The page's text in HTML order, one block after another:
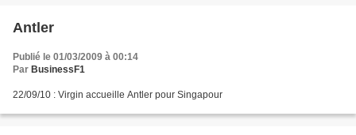
Antler
Publié le 01/03/2009 à 00:14
Par BusinessF1
22/09/10 : Virgin accueille Antler pour Singapour